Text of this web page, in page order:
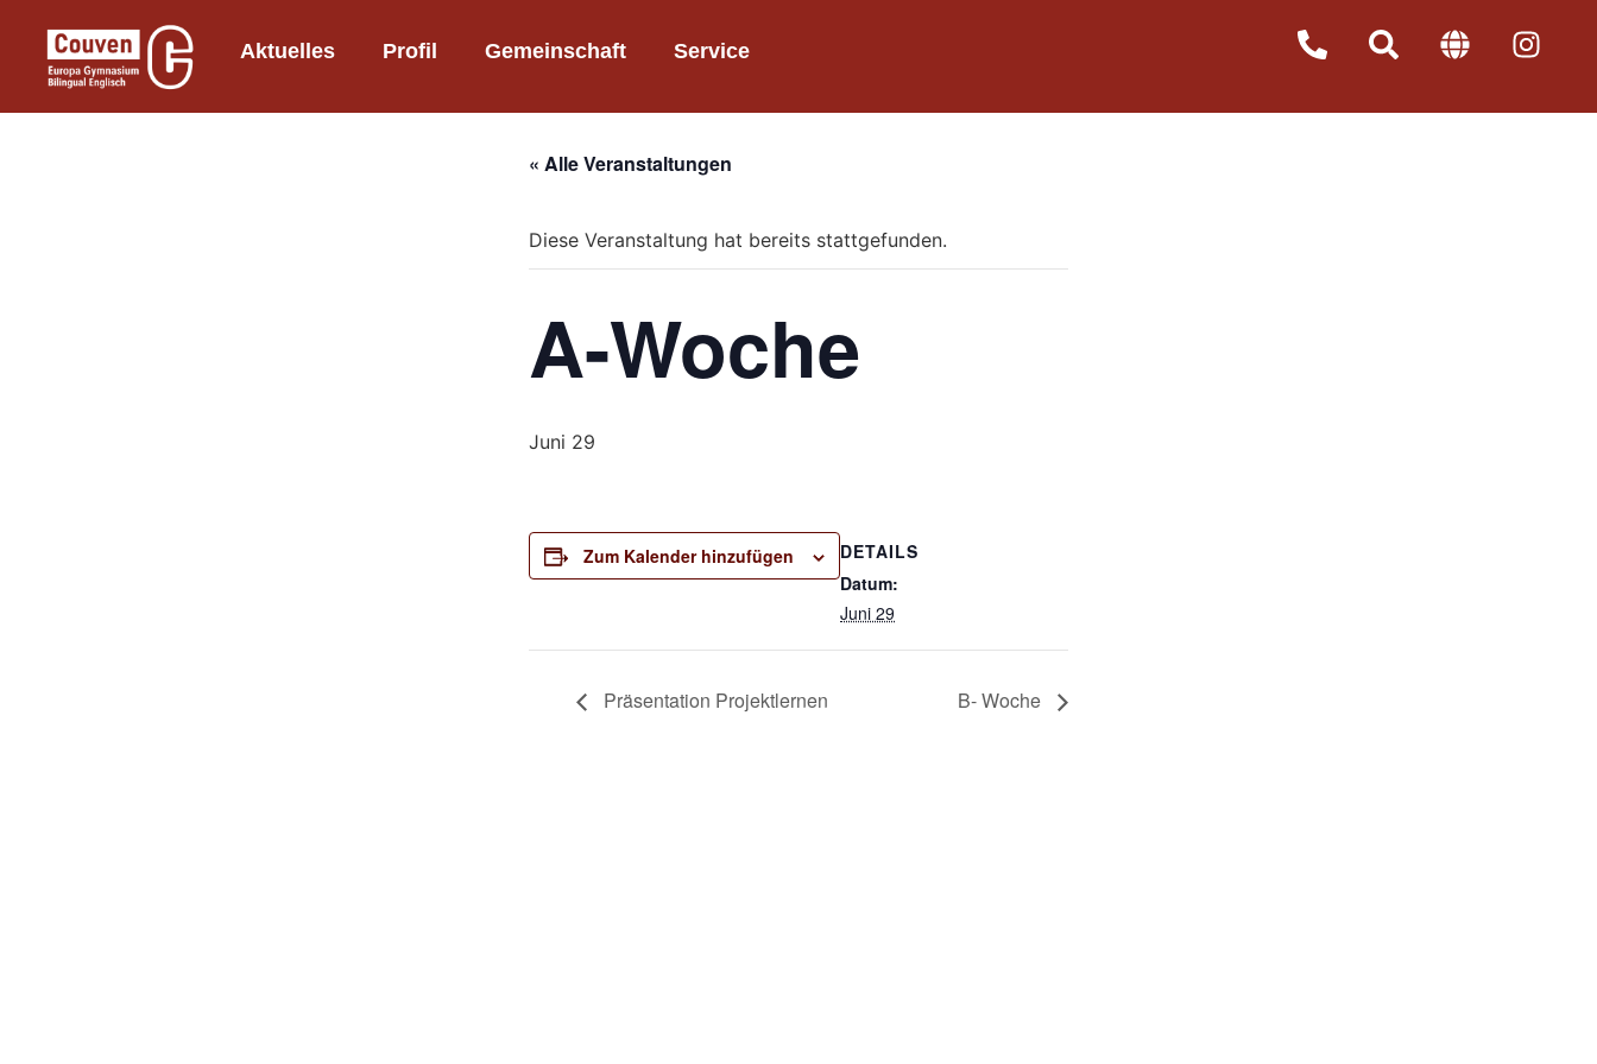
Aktuelles Profil Gemeinschaft Service
« Alle Veranstaltungen
Diese Veranstaltung hat bereits stattgefunden.
A-Woche
Juni 29
Zum Kalender hinzufügen
DETAILS
Datum:
Juni 29
Präsentation Projektlernen B- Woche